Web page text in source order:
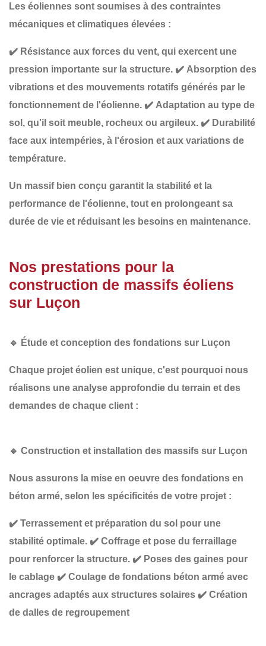
Les éoliennes sont soumises à des contraintes
mécaniques et climatiques élevées :
✔️ Résistance aux forces du vent, qui exercent une
pression importante sur la structure. ✔️ Absorption des
vibrations et des mouvements rotatifs générés par le
fonctionnement de l'éolienne. ✔️ Adaptation au type de
sol , qu'il soit meuble, rocheux ou argileux. ✔️ Durabilité
face aux intempéries, à l'érosion et aux variations de
température.
Un massif bien conçu garantit la stabilité et la
performance de l'éolienne, tout en prolongeant sa
durée de vie et réduisant les besoins en maintenance.
Nos prestations pour la
construction de massifs éoliens
sur Luçon
🔹 Étude et conception des fondations sur Luçon
Chaque projet éolien est unique, c'est pourquoi nous
réalisons une analyse approfondie du terrain et des
demandes de chaque client :
🔹 Construction et installation des massifs sur Luçon
Nous assurons la mise en oeuvre des fondations en
béton armé, selon les spécificités de votre projet :
✔️ Terrassement et préparation du sol pour une
stabilité optimale. ✔️ Coffrage et pose du ferraillage
pour renforcer la structure. ✔️ Poses des gaines pour
le cablage ✔️ Coulage de fondations béton armé avec
ancrages adaptés aux structures solaires ✔️ Création
de dalles de regroupement